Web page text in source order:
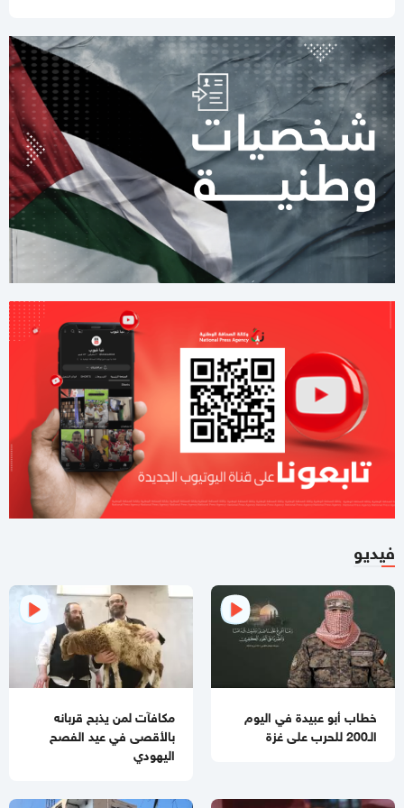
11:06 مساءاً
قطر: حماس التزمت بكل شيء في اتفاق غزة ويجب إلزام "إسرائيل"
11:00 مساءاً
مصادر عسكرية: "إسرائيل" تقيّد الاغتيالات في غزة تمهيدًا لوقف
الهجمات 14 يومًا
11:42 صباحا
صحيفة: نيابة رام الله تصدر مذكرة توقيف بحق رجل الأعمال طارق
النتشة
لليوم الثاني.. الاحتلال يُواصل عدوانه على قلنديا
11:44 صباحا
صحيفة تكشف تفاصيل جديدة من ملامح اتفاق غزة
11:12 صباحا
هآرتس تكشف.. نتنياهو يوفد ديرمر إلى واشنطن لتخفيف التوتر مع
الإدارة الأميركية حول غزة
10:21 مساءاً
بفحص حسام أبو صفية
04:35 مساءاً
مصادر صحفية تكشف تفاصيل الرسائل المتبادلة بين "حماس"
وملادينوف
03:48 مساءاً
02:39 مساءاً
مقتل جنديبن إسرائيليين وإصابة 7 آخرين بعضهم بجراح خطيرة
فيديو
خطاب أبو عبيدة في اليوم
الـ200 للحرب على غزة
مكافآت لمن يذبح قربانه
بالأقصى في عيد الفصح
اليهودي